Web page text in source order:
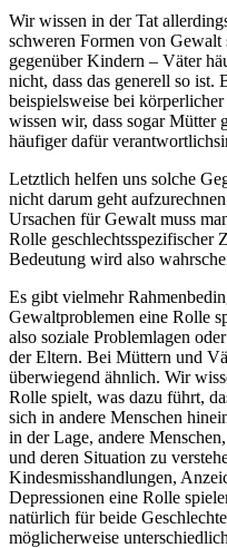
Wir wissen in der Tat
schweren Formen von Gewalt
gegenüber Kindern – Väter
nicht, dass das generell so ist.
beispielsweise bei
wissen wir, dass sogar Mütter
häufiger dafür
Letztlich helfen uns solche
nicht darum geht
Ursachen für Gewalt muss
Rolle geschlechtsspezifischer
Bedeutung wird also
Es gibt vielmehr
Gewaltproblemen eine Rolle
also soziale Problemlagen
der Eltern. Bei Müttern und
überwiegend ähnlich. Wir
Rolle spielt, was dazu führt,
sich in andere Menschen
in der Lage, andere
und deren Situation zu
Kindesmisshandlungen,
Depressionen eine Rolle
natürlich für beide
möglicherweise